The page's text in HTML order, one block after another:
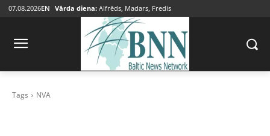
07.08.2026EN Vārda diena: Alfrēds, Madars, Fredis
Tags NVA